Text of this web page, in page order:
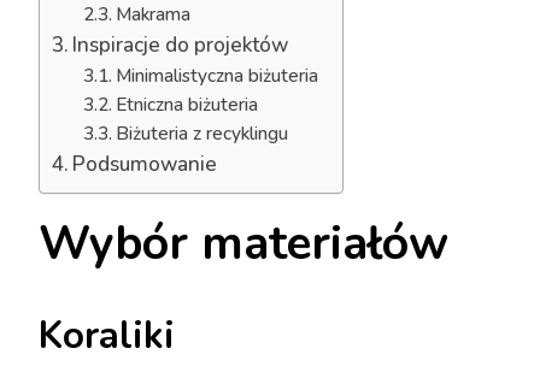
Makrama
Inspiracje do projektów
Minimalistyczna biżuteria
Etniczna biżuteria
Biżuteria z recyklingu
Podsumowanie
Wybór materiałów
Koraliki